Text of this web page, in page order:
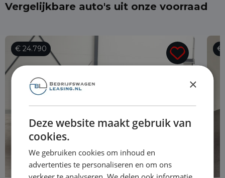
Vergelijkbare auto's uit onze voorraad
€ 24.790 €
×
Deze website maakt gebruik van
cookies.
We gebruiken cookies om inhoud en
advertenties te personaliseren en om ons
verkeer te analyseren. We delen ook informatie